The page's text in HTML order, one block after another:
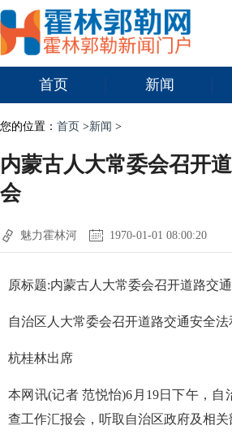
首页 新闻
您的位置： 首页 >新闻 >
内蒙古人大常委会召开
会
魅力霍林河 1970-01-01 08:00:20
原标题:内蒙古人大常委会召开道路交
自治区人大常委会召开道路交通安全
杭桂林出席
本网讯(记者 范悦怡)6月19日下午，
查工作汇报会，听取自治区政府及相关